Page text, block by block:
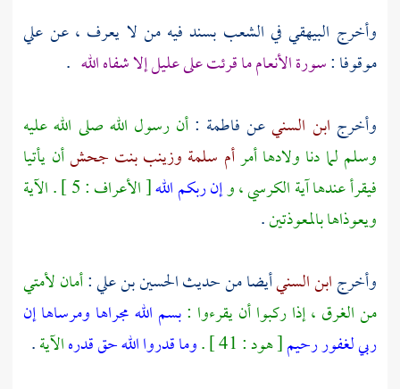
وأخرج البيهقي في الشعب بسند فيه من لا يعرف ، عن علي
موقوفا :سورة الأنعام ما قرئت على عليل إلا شفاه الله .
وأخرج ابن السنيعن فاطمة :أن رسول الله صلى الله عليه
وسلم لما دنا ولادها أمرأم سلمة وزينب بنت جحشأن يأتيا
فيقرأ عندها آية الكرسي ، وإن ربكم الله
[ الأعراف : 5 ] . الآية
ويعوذاها بالمعوذتين.
وأخرجابن السنيأيضا من حديثالحسين بن علي:أمان لأمتي
من الغرق ، إذا ركبوا أن يقرءوا :بسم الله مجراها ومرساها إن
ربي لغفور رحيم[ هود : 41 ] . وما قدروا الله حق قدرهالآية.